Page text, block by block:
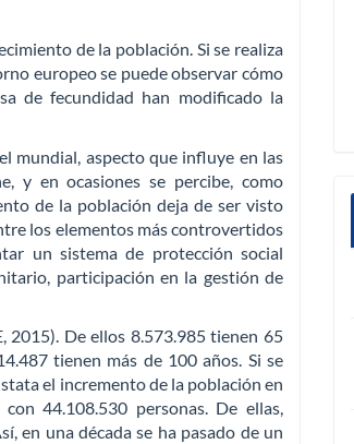
de la población. Si se realiza
europeo se puede observar cómo
de fecundidad han modificado la
mundial, aspecto que influye en las
y en ocasiones se percibe, como
de la población deja de ser visto
los elementos más controvertidos
un sistema de protección social
participación en la gestión de
2015). De ellos 8.573.985 tienen 65
tienen más de 100 años. Si se
el incremento de la población en
44.108.530 personas. De ellas,
en una década se ha pasado de un